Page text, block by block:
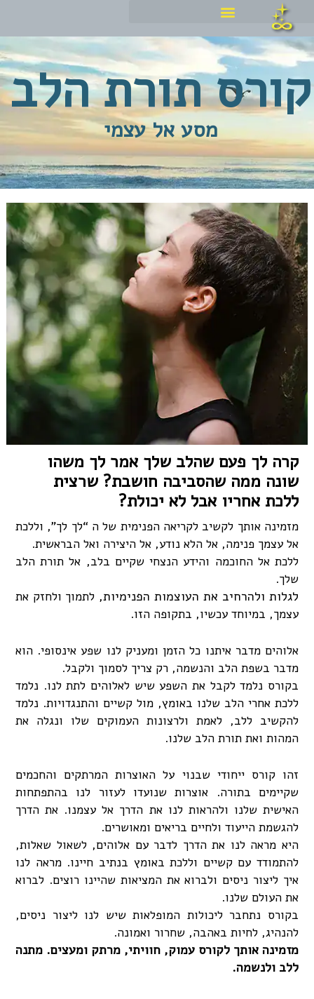
קורס תורת הלב
מסע אל עצמי
קרה לך פעם שהלב שלך אמר לך משהו
שונה ממה שהסביבה חושבת? שרצית
ללכת אחריו אבל לא יכולת?
מזמינה אותך לקשיב לקריאה הפנימית של ה “לך לך”, וללכת
אל עצמך פנימה, אל הלא נודע, אל היצירה ואל הבראשית.
ללכת אל החוכמה והידע הנצחי שקיים בלב, אל תורת הלב
שלך.
לגלות ולהרחיב את העוצמות הפנימיות, לתמוך ולחזק את
עצמך, במיוחד עכשיו, בתקופה הזו.
אלוהים מדבר איתנו כל הזמן ומעניק לנו שפע אינסופי. הוא
מדבר בשפת הלב והנשמה, רק צריך לסמוך ולקבל.
בקורס נלמד לקבל את השפע שיש לאלוהים לתת לנו. נלמד
ללכת אחרי הלב שלנו באומץ, מול קשיים והתנגדויות. נלמד
להקשיב ללב, לאמת ולרצונות העמוקים שלו ונגלה את
המהות ואת תורת הלב שלנו.
זהו קורס ייחודי שבנוי על האוצרות המרתקים והחכמים
שקיימים בתורה. אוצרות שנועדו לעזור לנו בהתפתחות
האישית שלנו ולהראות לנו את הדרך אל עצמנו. את הדרך
להגשמת הייעוד ולחיים בריאים ומאושרים.
היא מראה לנו את הדרך לדבר עם אלוהים, לשאול שאלות,
להתמודד עם קשיים וללכת באומץ בנתיב חיינו. מראה לנו
איך ליצור ניסים ולברוא את המציאות שהיינו רוצים. לברוא
את העולם שלנו.
בקורס נתחבר ליכולות המופלאות שיש לנו ליצור ניסים,
להנהיג, לחיות באהבה, שחרור ואמונה.
מזמינה אותך לקורס עמוק, חוויתי, מרתק ומעצים. מתנה
ללב ולנשמה.